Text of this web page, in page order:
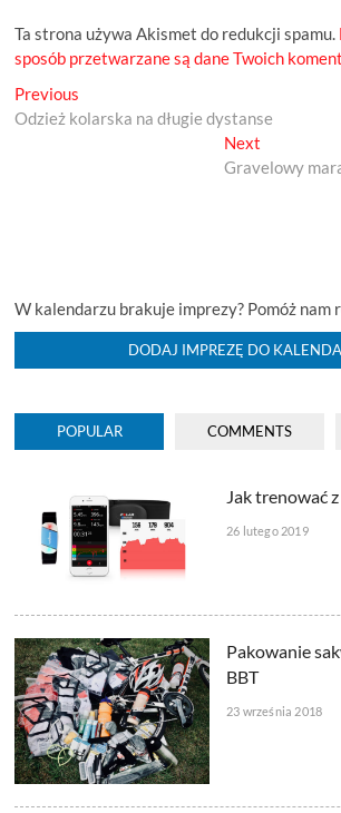
Ta strona używa Akismet do redukcji spamu.
sposób przetwarzane są dane Twoich
Nawigacja
wpisu
Previous
post:
Odzież kolarska na długie dystanse
NextNext
post:
Gravelowy
W kalendarzu brakuje imprezy? Pomóż nam
DODAJ IMPREZĘ DO
POPULAR COMMENTS
Jak trenować
26 lutego 2019
Pakowanie
BBT
23 września 2018